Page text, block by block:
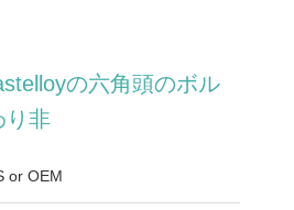
の六角頭のボル
り非
or OEM